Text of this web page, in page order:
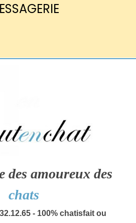
des amoureux des
chats
- 100% chatisfait ou